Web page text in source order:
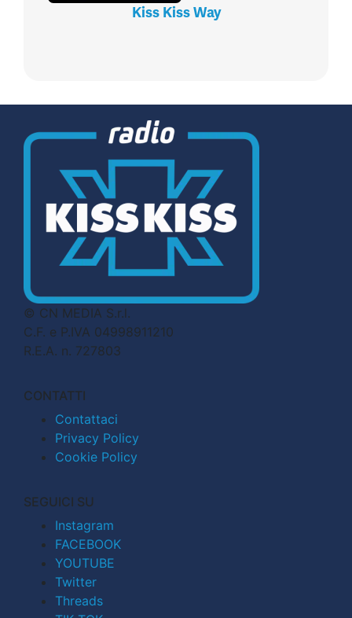
Kiss Kiss Way
© CN MEDIA S.r.l.
C.F. e P.IVA 04998911210
R.E.A. n. 727803
CONTATTI
Contattaci
Privacy Policy
Cookie Policy
SEGUICI SU
Instagram
FACEBOOK
YOUTUBE
Twitter
Threads